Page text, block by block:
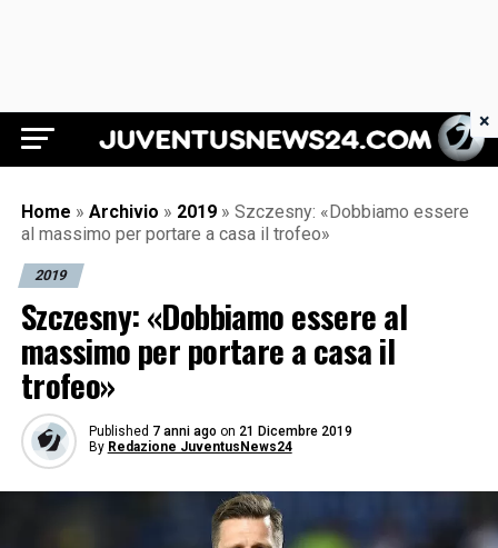
Juventus News 24
Home » Archivio » 2019 » Szczesny: «Dobbiamo essere
al massimo per portare a casa il trofeo»
2019
Szczesny: «Dobbiamo essere al
massimo per portare a casa il
trofeo»
Published 7 anni ago on 21 Dicembre 2019
By Redazione JuventusNews24
×